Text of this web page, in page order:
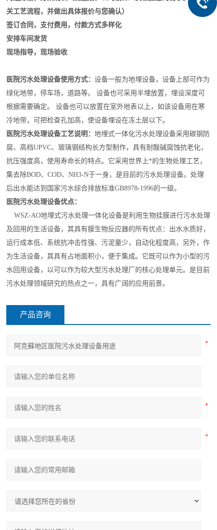
关工艺流程，并做出具体报价与您确认）
签订合同，支付费用，付款方式多样化
安排车间发货
现场指导，现场验收
医院污水处理设备使用方式：设备一般为地埋设备，设备上部可作为
绿化地带，停车场，道路等。 设备也可采用半埋放置，埋设深度可
根据需要确定。 设备也可以放置在室外地表以上，如该设备用在寒
冷地带，可把检查孔加高，使设备埋设在冻土层以下。
医院污水处理设备工艺说明：地埋式一体化污水处理设备采用碳钢防
腐、高档UPVC、玻璃钢结构长方型制作，具有耐酸碱腐蚀抗老化，
抗压强度高，使用寿命长的特点。它采用世界上*的生物处理工艺，
集去除BOD、COD、NH3-N于一身，是目前的污水处理设备。处理
后出水能达到国家污水综合排放标准GB8978-1996的一级。
医院污水处理设备优点：
WSZ-AO地埋式污水处理一体化设备是利用生物挂膜进行污水处理
及回用的生活设备，其具有膜生物反应器的所有优点：出水水质好，
运行成本低、系统抗冲击性强、污泥量少，自动化程度高，另外，作
为生活设备，其具有占地面积小，便于集成。它既可以作为小型的污
水回用设备，以可以作为较大型污水处理厂的核心处理单元。是目前
污水处理领域研究的热点之一，具有广阔的应用前景。
产品咨询